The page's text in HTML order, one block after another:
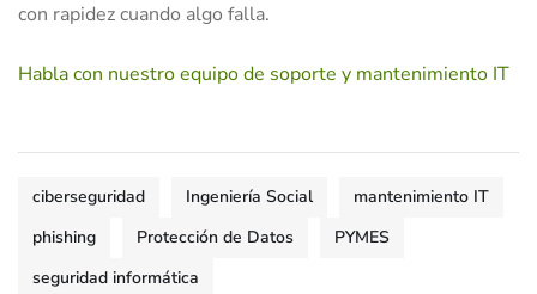
con rapidez cuando algo falla.
Habla con nuestro equipo de soporte y mantenimiento IT
ciberseguridad Ingeniería Social
mantenimiento IT
phishing
Protección de Datos
PYMES
seguridad informática